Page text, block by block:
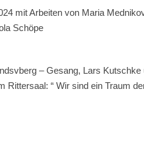
mit Arbeiten von Maria
Schöpe
– Gesang, Lars
“ Wir sind ein Traum